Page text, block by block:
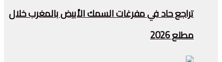
تراجع حاد في مفرغات السمك الأبيض بالمغرب خلال
مطلع 2026